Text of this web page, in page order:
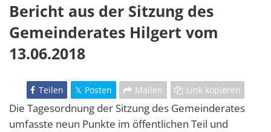
Bericht aus der Sitzung des
Gemeinderates Hilgert vom
13.06.2018
Teilen Posten Mailen Link kopieren
Die Tagesordnung der Sitzung des Gemeinderates
umfasste neun Punkte im öffentlichen Teil und